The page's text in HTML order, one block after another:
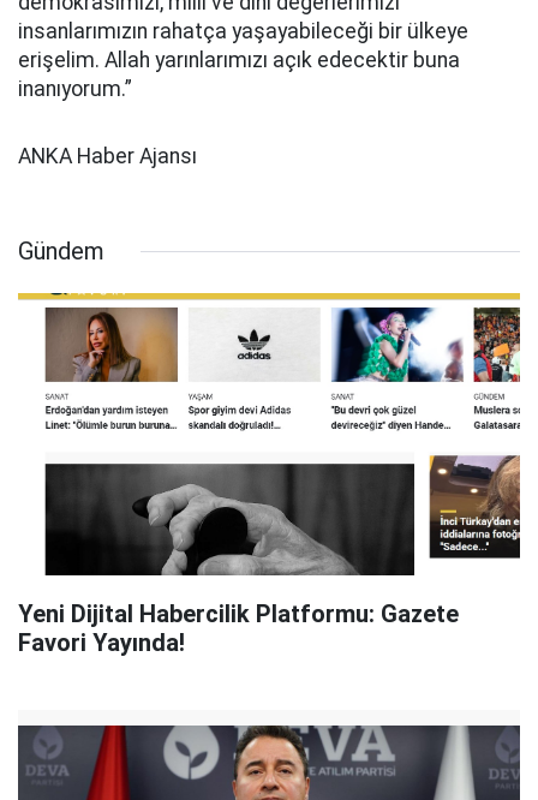
insanlarımızın rahatça yaşayabileceği bir ülkeye
erişelim. Allah yarınlarımızı açık edecektir buna
inanıyorum.”
ANKA Haber Ajansı
Gündem
Yeni Dijital Habercilik Platformu: Gazete
Favori Yayında!